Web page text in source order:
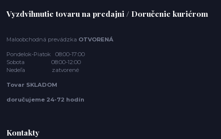
Vyzdvihnutie tovaru na predajni / Doručenie kuriérom
Maloobchodná prevádzka OTVORENÁ
Pondelok-Piatok 08:00-17:00
Sobota 08:00-12:00
Nedeľa zatvorené
Tovar SKLADOM
doručujeme 24-72 hodín
Kontakty